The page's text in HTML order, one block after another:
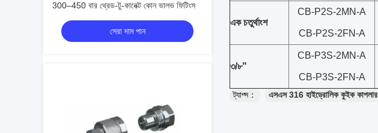
300–450 বার থ্রেড-টু-কানেক্ট কোন ভালভ ফিটিংস
সেরা দাম পান
এক চতুর্থাংশ
CB-P2S-2MN-A
CB-P2S-2FN-A
৩/৮"
CB-P3S-2MN-A
CB-P3S-2FN-A
ট্যাগ্স： এসএস 316 হাইড্রোলিক কুইক কাপলার